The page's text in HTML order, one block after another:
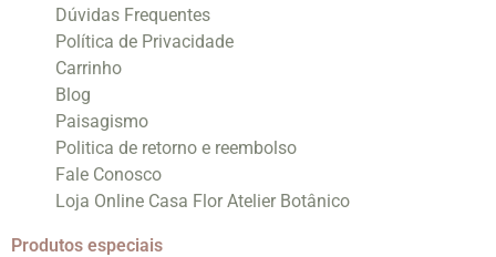
Dúvidas Frequentes
Política de Privacidade
Carrinho
Blog
Paisagismo
Politica de retorno e reembolso
Fale Conosco
Loja Online Casa Flor Atelier Botânico
Produtos especiais